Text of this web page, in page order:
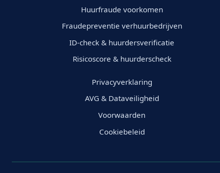
Huurfraude voorkomen
Fraudepreventie verhuurbedrijven
ID-check & huurdersverificatie
Risicoscore & huurderscheck
Privacyverklaring
AVG & Dataveiligheid
Voorwaarden
Cookiebeleid